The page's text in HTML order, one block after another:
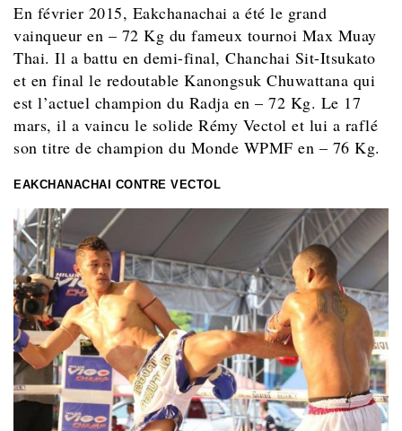
En février 2015, Eakchanachai a été le grand
vainqueur en – 72 Kg du fameux tournoi Max Muay
Thai. Il a battu en demi-final, Chanchai Sit-Itsukato
et en final le redoutable Kanongsuk Chuwattana qui
est l’actuel champion du Radja en – 72 Kg. Le 17
mars, il a vaincu le solide Rémy Vectol et lui a raflé
son titre de champion du Monde WPMF en – 76 Kg.
EAKCHANACHAI CONTRE VECTOL